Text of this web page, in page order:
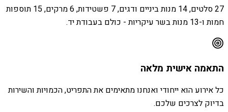
27 סלטים, 14 מנות ביניים ודגים, 7 פשטידות, 6 מרקים, 15 תוספות
חמות ו-13 מנות בשר עיקריות - כולם בעבודת יד.
התאמה אישית מלאה
כל אירוע הוא ייחודי ואנחנו מתאימים את התפריט, הכמויות והשירות
בדיוק לצרכים שלכם.